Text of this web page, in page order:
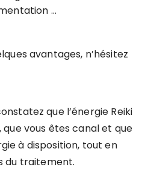
…
avantages, n’hésitez
que l’énergie Reiki
vous êtes canal et que
à disposition, tout en
du traitement.